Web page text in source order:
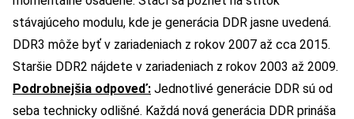
stávajúceho modulu, kde je generácia DDR jasne uvedená.
DDR3 môže byť v zariadeniach z rokov 2007 až cca 2015.
Staršie DDR2 nájdete v zariadeniach z rokov 2003 až 2009.
Podrobnejšia odpoveď: Jednotlivé generácie DDR sú od
seba technicky odlišné. Každá nová generácia DDR prináša